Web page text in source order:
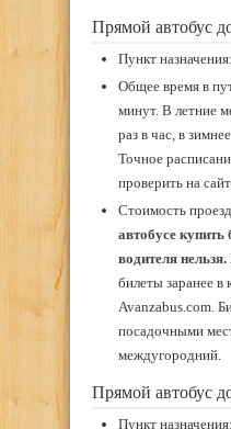
Прямой автобус
Пункт
Общее время в
минут. В летние
раз в час, в
Точное
проверить на
Стоимость
автобусе
водителя нельзя.
билеты заранее в
Avanzabus.com.
посадочными
междугородний.
Прямой автобус
Пункт